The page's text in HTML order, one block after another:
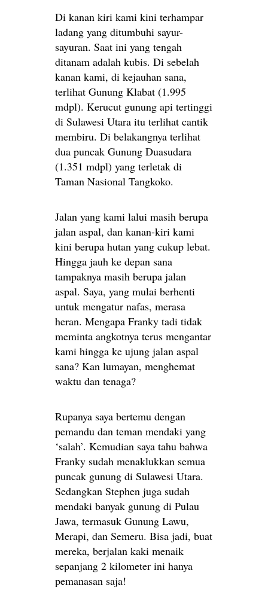
Di kanan kiri kami kini terhampar
ladang yang ditumbuhi sayur-
sayuran. Saat ini yang tengah
ditanam adalah kubis. Di sebelah
kanan kami, di kejauhan sana,
terlihat Gunung Klabat (1.995
mdpl). Kerucut gunung api tertinggi
di Sulawesi Utara itu terlihat cantik
membiru. Di belakangnya terlihat
dua puncak Gunung Duasudara
(1.351 mdpl) yang terletak di
Taman Nasional Tangkoko.
Jalan yang kami lalui masih berupa
jalan aspal, dan kanan-kiri kami
kini berupa hutan yang cukup lebat.
Hingga jauh ke depan sana
tampaknya masih berupa jalan
aspal. Saya, yang mulai berhenti
untuk mengatur nafas, merasa
heran. Mengapa Franky tadi tidak
meminta angkotnya terus mengantar
kami hingga ke ujung jalan aspal
sana? Kan lumayan, menghemat
waktu dan tenaga?
Rupanya saya bertemu dengan
pemandu dan teman mendaki yang
‘salah’. Kemudian saya tahu bahwa
Franky sudah menaklukkan semua
puncak gunung di Sulawesi Utara.
Sedangkan Stephen juga sudah
mendaki banyak gunung di Pulau
Jawa, termasuk Gunung Lawu,
Merapi, dan Semeru. Bisa jadi, buat
mereka, berjalan kaki menaik
sepanjang 2 kilometer ini hanya
pemanasan saja!